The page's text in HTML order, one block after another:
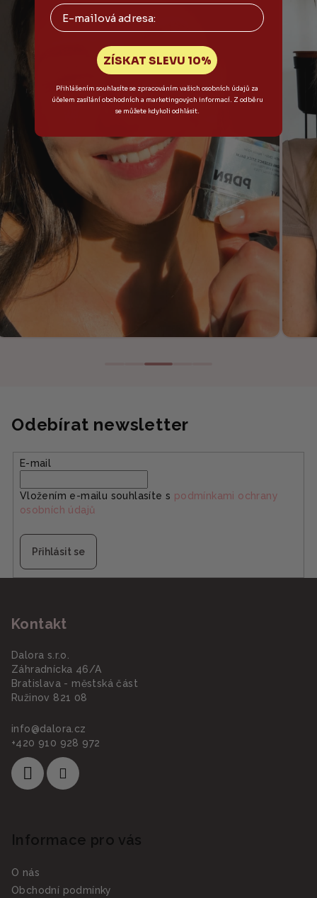
Odebírat newsletter
E-mail
Vložením e-mailu souhlasíte s podmínkami ochrany
osobních údajů
Přihlásit se
Kontakt
Dalora s.r.o.
Záhradnícka 46/A
Bratislava - městská část
Ružinov 821 08
info@dalora.cz
+420 910 928 972
Informace pro vás
O nás
Obchodní podmínky
Email
ZÍSKAT SLEVU 10%
Přihlášením souhlasíte se zpracováním vašich osobních údajů za
účelem zasílání obchodních a marketingových informací. Z odběru
se můžete kdykoli odhlásit.